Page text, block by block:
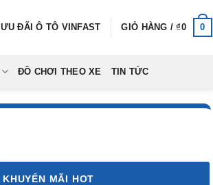
ƯU ĐÃI Ô TÔ VINFAST GIỎ HÀNG /₫0 0
ĐỒ CHƠI THEO XE TIN TỨC
KHUYẾN MÃI HOT